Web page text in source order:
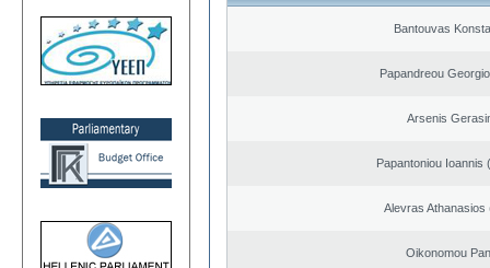
Bantouvas
Papandreou
Arsenis
Papantoniou Ioannis
Alevras Athanasios
Oikonomou